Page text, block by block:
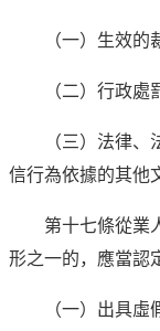
（一）生效的
（二）行政處
（三）法律
信行為依據的其他
第十七條從業
形之一的，應當認
（一）出具